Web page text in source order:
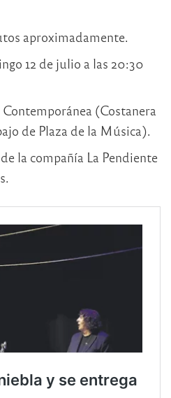
aproximadamente.
12 de julio a las 20:30
(Costanera
de Plaza de la Música).
la compañía La Pendiente